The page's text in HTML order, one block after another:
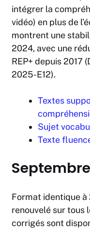
intégrer la
vidéo) en plus de
montrent une
2024, avec une
REP+ depuis 2017
2025-E12).
Textes
Sujet
Texte
Format identique
renouvelé sur tous
corrigés sont